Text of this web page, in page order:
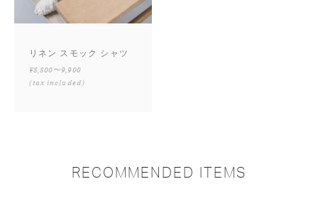
リネン スモック シャツ
¥8,800〜9,900
(tax included)
RECOMMENDED ITEMS